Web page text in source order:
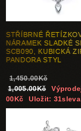
STŘÍBRNÉ
NÁRAMEK SLADKÉ
SCB090, KUBICKÁ
PANDORA STYL
1,450.00Kč
1,005.00Kč
00Kč
Uložit: 31sleva